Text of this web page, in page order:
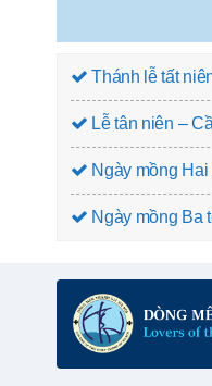
Thánh lễ tất
Lễ tân niên –
Ngày mồng Hai
Ngày mồng Ba